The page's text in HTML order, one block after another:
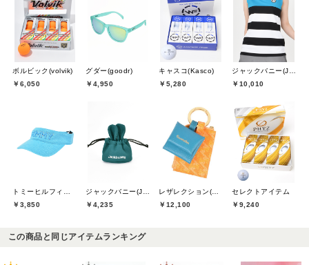
ボルビック(volvik)
￥6,050
グダー(goodr)
￥4,950
キャスコ(Kasco)
￥5,280
ジャックバニー(Jack Bunny)
￥10,010
トミーヒルフィガーゴルフ(TOMMY HILFIGER GOLF)
￥3,850
ジャックバニー(Jack Bunny)
￥4,235
レザレクション(Resurrection)
￥12,100
セレクトアイテム
￥9,240
この商品と同じアイテムランキング